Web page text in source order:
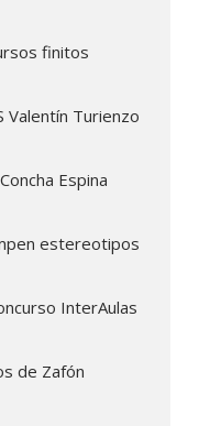
finitos
Valentín Turienzo
Espina
estereotipos
InterAulas
de Zafón